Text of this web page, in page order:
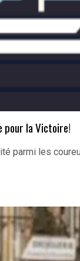
pour la Victoire!
parmi les